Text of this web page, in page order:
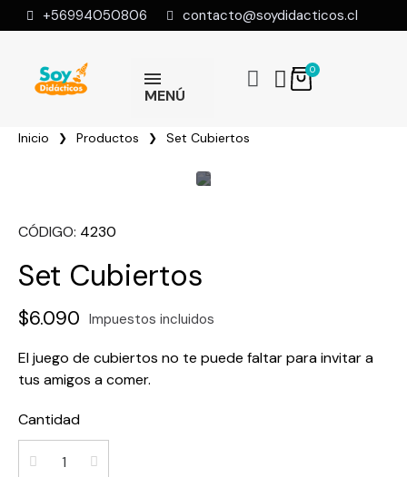
+56994050806 contacto@soydidacticos.cl
MENÚ
Inicio Productos Set Cubiertos
CÓDIGO 4230
Set Cubiertos
$6.090 Impuestos incluidos
El juego de cubiertos no te puede faltar para invitar a
tus amigos a comer.
Cantidad